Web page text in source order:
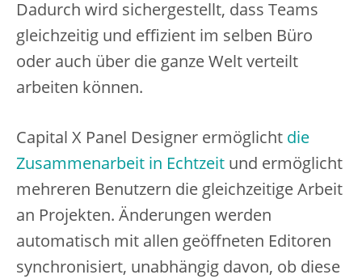
Dadurch wird sichergestellt, dass Teams
gleichzeitig und effizient im selben Büro
oder auch über die ganze Welt verteilt
arbeiten können.
Capital X Panel Designer ermöglicht die
Zusammenarbeit in Echtzeit und ermöglicht
mehreren Benutzern die gleichzeitige Arbeit
an Projekten. Änderungen werden
automatisch mit allen geöffneten Editoren
synchronisiert, unabhängig davon, ob diese